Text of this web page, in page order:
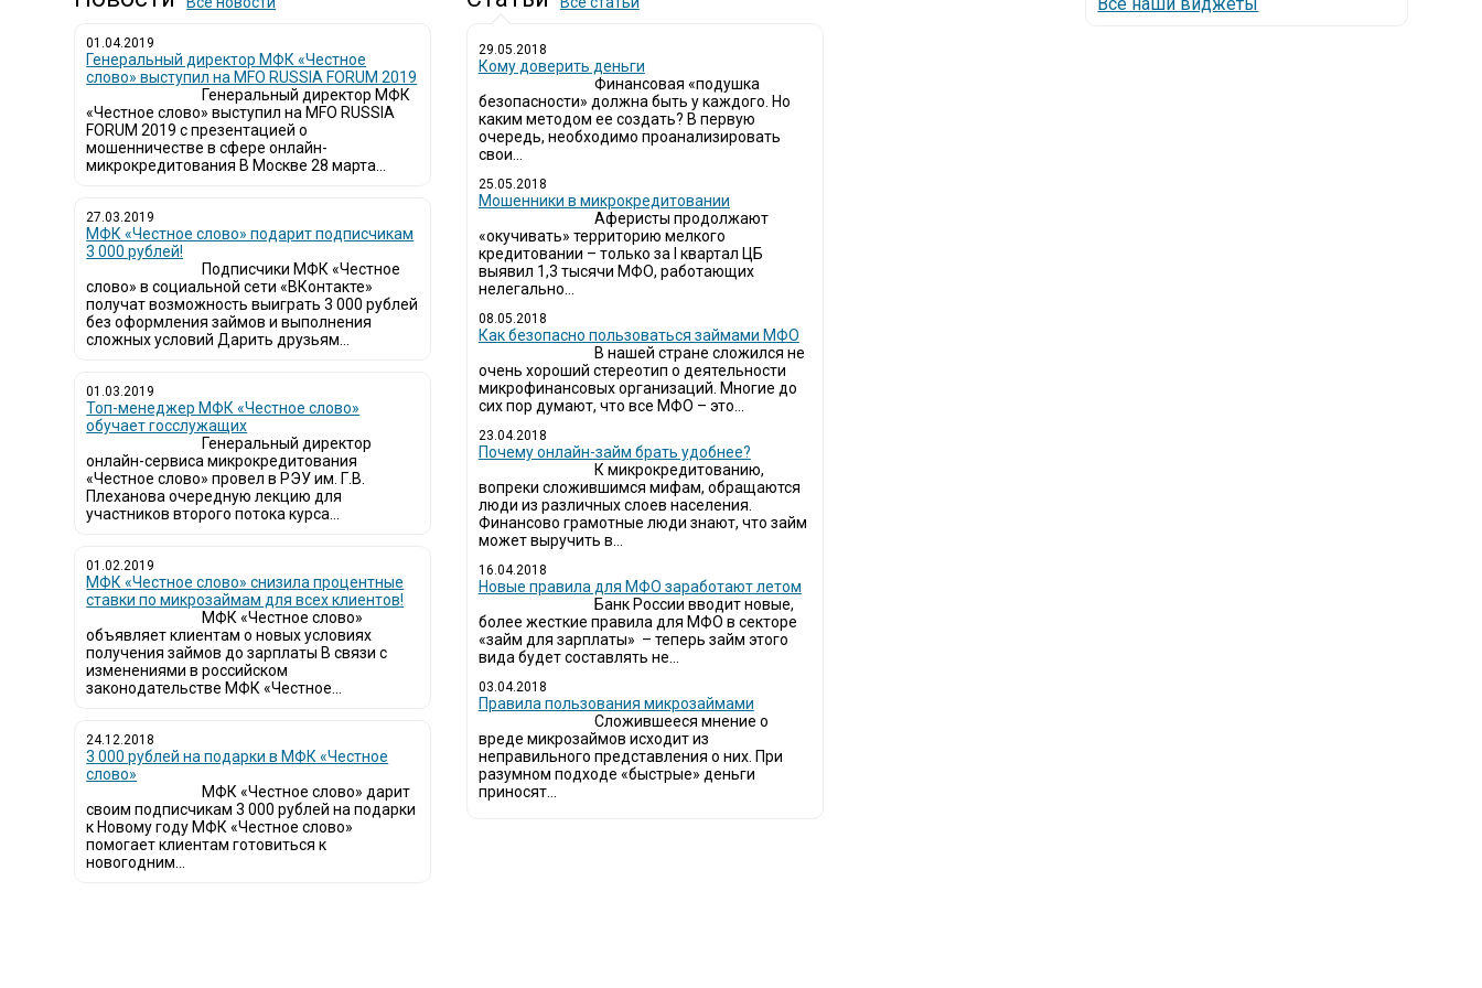
01.04.2019
Генеральный директор МФК «Честное
слово» выступил на MFO RUSSIA FORUM 2019
Генеральный директор МФК
«Честное слово» выступил на MFO RUSSIA
FORUM 2019 с презентацией о
мошенничестве в сфере онлайн-
микрокредитования В Москве 28 марта...
27.03.2019
МФК «Честное слово» подарит подписчикам
3 000 рублей!
Подписчики МФК «Честное
слово» в социальной сети «ВКонтакте»
получат возможность выиграть 3 000 рублей
без оформления займов и выполнения
сложных условий Дарить друзьям...
01.03.2019
Топ-менеджер МФК «Честное слово»
обучает госслужащих
Генеральный директор
онлайн-сервиса микрокредитования
«Честное слово» провел в РЭУ им. Г.В.
Плеханова очередную лекцию для
участников второго потока курса...
01.02.2019
МФК «Честное слово» снизила процентные
ставки по микрозаймам для всех клиентов!
МФК «Честное слово»
объявляет клиентам о новых условиях
получения займов до зарплаты В связи с
изменениями в российском
законодательстве МФК «Честное...
24.12.2018
3 000 рублей на подарки в МФК «Честное
слово»
МФК «Честное слово» дарит
своим подписчикам 3 000 рублей на подарки
к Новому году МФК «Честное слово»
помогает клиентам готовиться к
новогодним...
29.05.2018
Кому доверить деньги
Финансовая «подушка
безопасности» должна быть у каждого. Но
каким методом ее создать? В первую
очередь, необходимо проанализировать
свои...
25.05.2018
Мошенники в микрокредитовании
Аферисты продолжают
«окучивать» территорию мелкого
кредитовании – только за I квартал ЦБ
выявил 1,3 тысячи МФО, работающих
нелегально...
08.05.2018
Как безопасно пользоваться займами МФО
В нашей стране сложился не
очень хороший стереотип о деятельности
микрофинансовых организаций. Многие до
сих пор думают, что все МФО – это...
23.04.2018
Почему онлайн-займ брать удобнее?
К микрокредитованию,
вопреки сложившимся мифам, обращаются
люди из различных слоев населения.
Финансово грамотные люди знают, что займ
может выручить в...
16.04.2018
Новые правила для МФО заработают летом
Банк России вводит новые,
более жесткие правила для МФО в секторе
«займ для зарплаты» – теперь займ этого
вида будет составлять не...
03.04.2018
​Правила пользования микрозаймами
Сложившееся мнение о
вреде микрозаймов исходит из
неправильного представления о них. При
разумном подходе «быстрые» деньги
приносят...